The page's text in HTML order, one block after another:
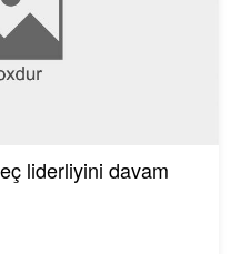
liderliyini davam